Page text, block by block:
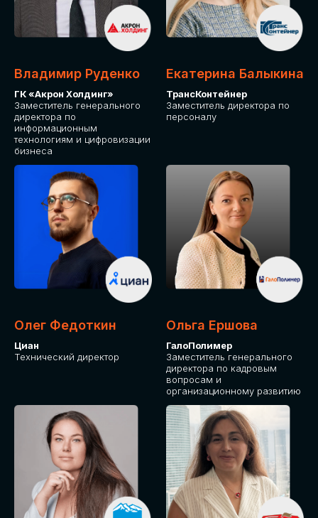
Владимир Руденко
ГК «Акрон Холдинг»
Заместитель генерального
директора по
информационным
технологиям и цифровизации
бизнеса
Екатерина Балыкина
ТрансКонтейнер
Заместитель директора по
персоналу
Олег Федоткин
Циан
Технический директор
Ольга Ершова
ГалоПолимер
Заместитель генерального
директора по кадровым
вопросам и
организационному развитию